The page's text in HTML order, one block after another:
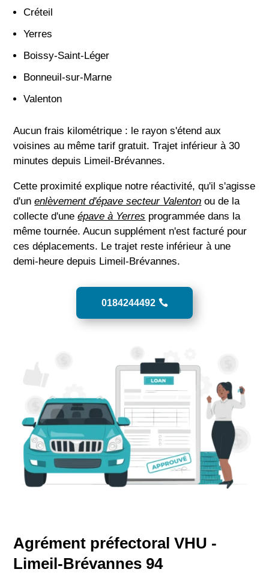
Créteil
Yerres
Boissy-Saint-Léger
Bonneuil-sur-Marne
Valenton
Aucun frais kilométrique : le rayon s'étend aux
voisines au même tarif gratuit. Trajet inférieur à 30
minutes depuis Limeil-Brévannes.
Cette proximité explique notre réactivité, qu'il s'agisse
d'unenlèvement d'épave secteur Valenton ou de la
collecte d'uneépave à Yerres programmée dans la
même tournée. Aucun supplément n'est facturé pour
ces déplacements. Le trajet reste inférieur à une
demi-heure depuis Limeil-Brévannes.
0184244492
Agrément préfectoral VHU -
Limeil-Brévannes 94